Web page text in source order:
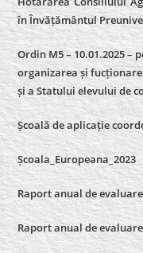
în Învățământul
Ordin M5 – 10.01.2025
organizarea și
și a Statului elevului de
Școală de aplicație
Școala_Europeana_2023
Raport anual de
Raport anual de